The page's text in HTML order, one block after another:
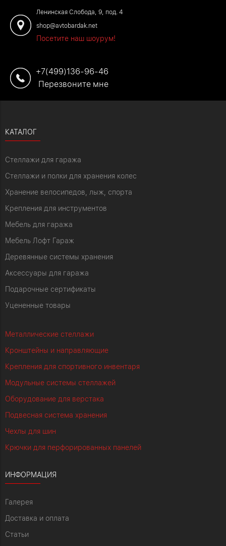
Ленинская Слобода, 9, под. 4
shop@avtobardak.net
Посетите наш шоурум!
+7(499)136-96-46
Перезвоните мне
КАТАЛОГ
Стеллажи для гаража
Стеллажи и полки для хранения колес
Хранение велосипедов, лыж, спорта
Крепления для инструментов
Мебель для гаража
Мебель Лофт Гараж
Деревянные системы хранения
Аксессуары для гаража
Подарочные сертификаты
Уцененные товары
Металлические стеллажи
Кронштейны и направляющие
Крепления для спортивного инвентаря
Модульные системы стеллажей
Оборудование для верстака
Подвесная система хранения
Чехлы для шин
Крючки для перфорированных панелей
ИНФОРМАЦИЯ
Галерея
Доставка и оплата
Статьи